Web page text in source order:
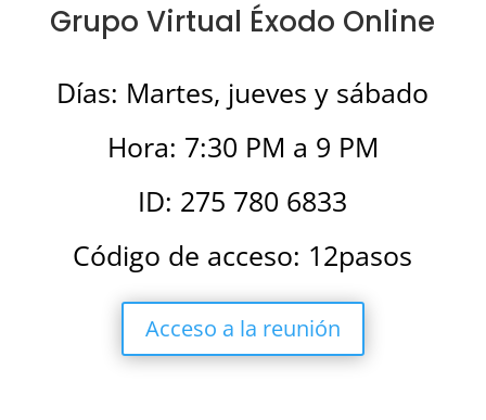
Grupo Virtual Éxodo Online
Días: Martes, jueves y sábado
Hora: 7:30 PM a 9 PM
ID: 275 780 6833
Código de acceso: 12pasos
Acceso a la reunión